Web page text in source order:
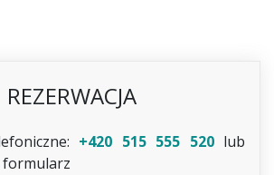
REZERWACJA
+420 515 555 520lub
formularz